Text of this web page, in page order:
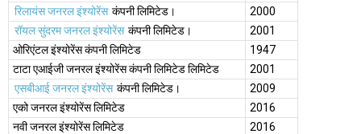
रिलायंस जनरल इंश्योरेंस कंपनी लिमिटेड।
2000
रॉयल सुंदरम जनरल इंश्योरेंस कंपनी लिमिटेड।
2001
ओरिएंटल इंश्योरेंस कंपनी लिमिटेड
1947
टाटा एआईजी जनरल इंश्योरेंस कंपनी लिमिटेड लिमिटेड
2001
एसबीआई जनरल इंश्योरेंस कंपनी लिमिटेड।
2009
एको जनरल इंश्योरेंस लिमिटेड
2016
नवी जनरल इंश्योरेंस लिमिटेड
2016